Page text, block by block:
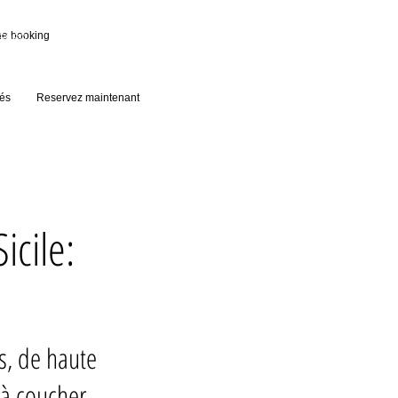
booking
Reservez maintenant
de haute